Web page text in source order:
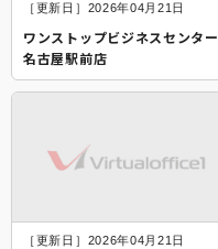
［更新日］2026年04月21日
ワンストップビジネスセンター
名古屋駅前店
［更新日］2026年04月21日